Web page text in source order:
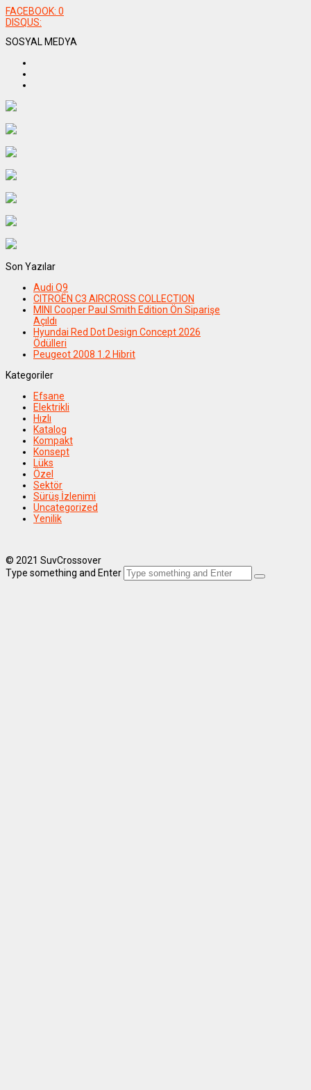
FACEBOOK: 0
DISQUS:
SOSYAL MEDYA
Son Yazılar
Audi Q9
CITROËN C3 AIRCROSS COLLECTION
MINI Cooper Paul Smith Edition Ön Siparişe
Açıldı
Hyundai Red Dot Design Concept 2026
Ödülleri
Peugeot 2008 1.2 Hibrit
Kategoriler
Efsane
Elektrikli
Hızlı
Katalog
Kompakt
Konsept
Lüks
Özel
Sektör
Sürüş İzlenimi
Uncategorized
Yenilik
© 2021 SuvCrossover
Type something and Enter